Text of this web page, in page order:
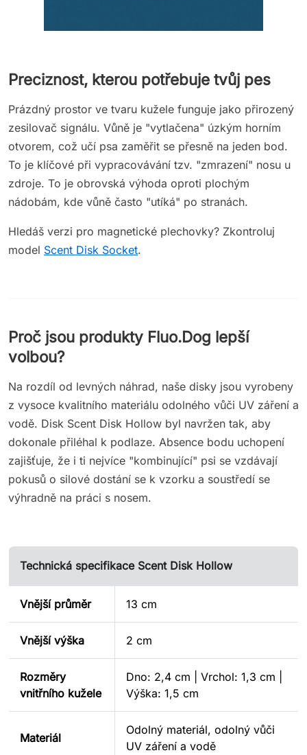
Preciznost, kterou potřebuje tvůj pes
Prázdný prostor ve tvaru kužele funguje jako přirozený
zesilovač signálu. Vůně je "vytlačena" úzkým horním
otvorem, což učí psa zaměřit se přesně na jeden bod.
To je klíčové při vypracovávání tzv. "zmrazení" nosu u
zdroje. To je obrovská výhoda oproti plochým
nádobám, kde vůně často "utíká" po stranách.
Hledáš verzi pro magnetické plechovky? Zkontroluj
model Scent Disk Socket.
Proč jsou produkty Fluo.Dog lepší
volbou?
Na rozdíl od levných náhrad, naše disky jsou vyrobeny
z vysoce kvalitního materiálu odolného vůči UV záření a
vodě. Disk Scent Disk Hollow byl navržen tak, aby
dokonale přiléhal k podlaze. Absence bodu uchopení
zajišťuje, že i ti nejvíce "kombinující" psi se vzdávají
pokusů o silové dostání se k vzorku a soustředí se
výhradně na práci s nosem.
Technická specifikace Scent Disk Hollow
Vnější průměr 13 cm
Vnější výška 2 cm
Rozměry
vnitřního kužele
Dno: 2,4 cm | Vrchol: 1,3 cm |
Výška: 1,5 cm
Materiál
Odolný materiál, odolný vůči
UV záření a vodě